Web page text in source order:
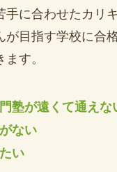
手に合わせたカリ
が目指す学校に合
す。
塾が遠くて通えな
ない
い